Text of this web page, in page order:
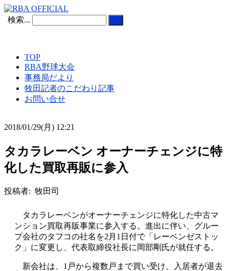
検索...
TOP
RBA野球大会
事務局だより
牧田記者のこだわり記事
お問い合せ
2018/01/29(月) 12:21
タカラレーベン オーナーチェンジに特
化した買取再販に参入
投稿者: 牧田司
タカラレーベンがオーナーチェンジに特化した中古マ
ンション買取再販事業に参入する。進出に伴い、グルー
プ会社のタフコの社名を2月1日付で「レーベンゼストッ
ク」に変更し、代表取締役社長に岡部剛氏が就任する。
新会社は、1戸から複数戸まで買い受け、入居者が退去